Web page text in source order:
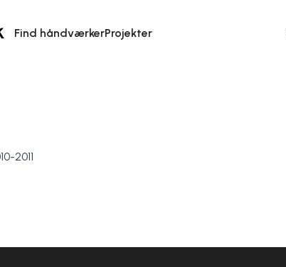
Find håndværkerProjekter
2011